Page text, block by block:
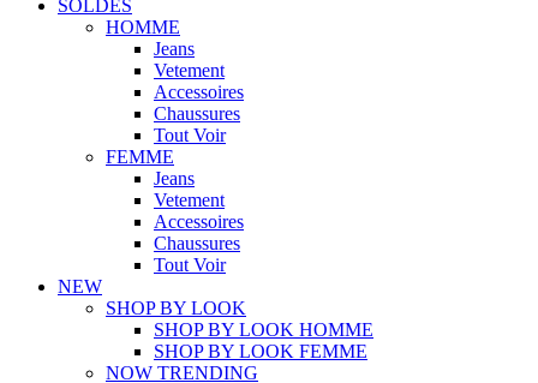
SOLDES
HOMME
Jeans
Vetement
Accessoires
Chaussures
Tout Voir
FEMME
Jeans
Vetement
Accessoires
Chaussures
Tout Voir
NEW
SHOP BY LOOK
SHOP BY LOOK HOMME
SHOP BY LOOK FEMME
NOW TRENDING